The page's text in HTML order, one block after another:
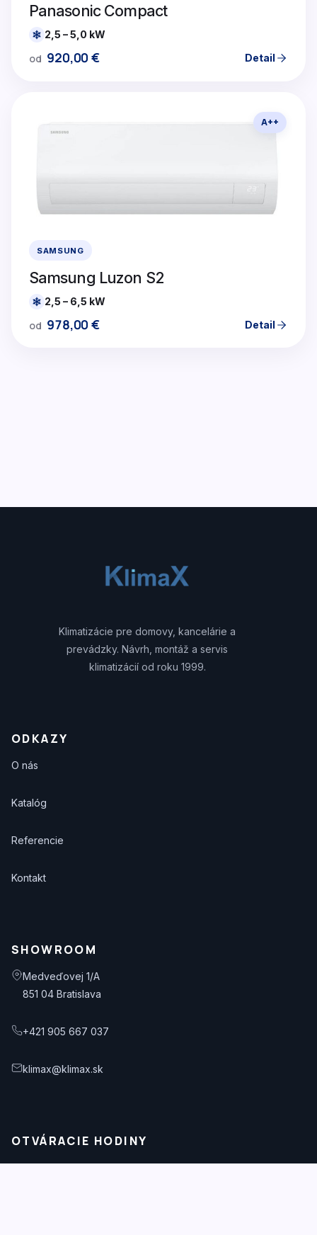
Panasonic Compact
2,5 – 5,0 kW
od 920,00€ Detail
A++
SAMSUNG
Samsung Luzon S2
2,5 – 6,5 kW
od 978,00€ Detail
Klimatizácie pre domovy, kancelárie a
prevádzky. Návrh, montáž a servis
klimatizácií od roku 1999.
ODKAZY
O nás
Katalóg
Referencie
Kontakt
SHOWROOM
Medveďovej 1/A
851 04 Bratislava
+421 905 667 037
klimax@klimax.sk
OTVÁRACIE HODINY
Po – Pia: 08:00 – 17:00